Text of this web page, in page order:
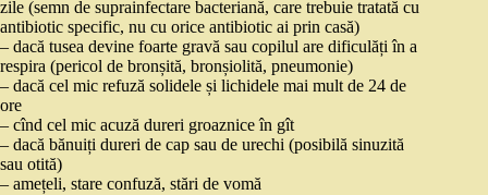
zile (semn de suprainfectare bacteriană, care trebuie tratată cu
antibiotic specific, nu cu orice antibiotic ai prin casă)
– dacă tusea devine foarte gravă sau copilul are dificulăți în a
respira (pericol de bronșită, bronșiolită, pneumonie)
– dacă cel mic refuză solidele și lichidele mai mult de 24 de
ore
– cînd cel mic acuză dureri groaznice în gît
– dacă bănuiți dureri de cap sau de urechi (posibilă sinuzită
sau otită)
– amețeli, stare confuză, stări de vomă